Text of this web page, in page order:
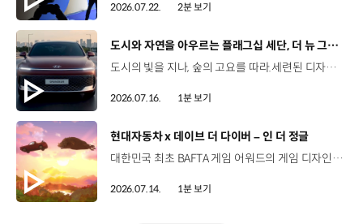
2026.07.22. 2분 보기
[동영상]
도시와 자연을 아우르는 플래그십 세단, 더 뉴 그랜저
도시의 빛을 지나, 숲의 고요를 따라.세련된 디자인과 정제된 주행 감각으로모든 순간을 편안하게 완성하는 더 뉴 그랜저를 만나보세요. *본 영상은 AI를 활용해 제작했습니다. #현대자동차 #더뉴그랜저 #플래그십세단 #그랜저 #플레오스커넥트
2026.07.16. 1분 보기
[동영상]
현대자동차 x 데이브 더 다이버 – 인 더 정글
대한민국 최초 BAFTA 게임 어워드의 게임 디자인 부문 수상에 빛나는‘데이브 더 다이버’의 최신 DLC에 포니 픽업이 등장합니다.데이브 더 다이버 - 인 더 정글 속 포니 픽업의 활약을 체험해 보세요. Steam, Nintendo Switch 2 Nintendo Switch, PS5 PS4, Xbox Series X|S, Epic Games Store에서 만나 볼 수 있습니다. #현대자동차 #데이브더다이버 #인더정글 #민트로켓 #게임콜라보 #포니픽업 #포니 유튜브 쇼츠 보기 >
2026.07.14. 1분 보기